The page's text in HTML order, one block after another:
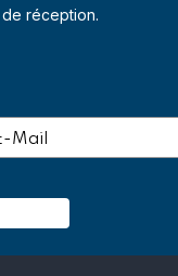
réception.